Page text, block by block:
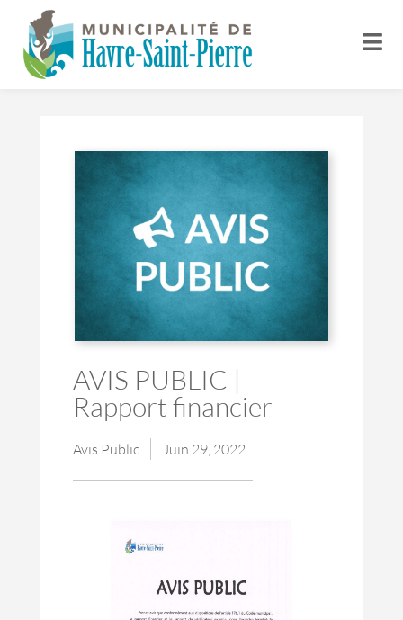
AVIS PUBLIC |
Rapport financier
Avis Public Juin 29, 2022